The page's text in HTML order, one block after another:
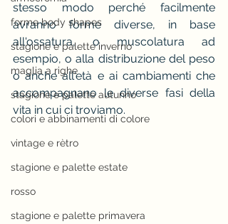
forme body shapes
stagione e palette inverno
maglia a righe
stagione e palette autunno
colori e abbinamenti di colore
vintage e rètro
stagione e palette estate
rosso
stagione e palette primavera
stesso modo perché facilmente
avranno forme diverse, in base
all'ossatura, o muscolatura ad
esempio, o alla distribuzione del peso
o anche all'età e ai cambiamenti che
accompagnano le diverse fasi della
vita in cui ci troviamo.